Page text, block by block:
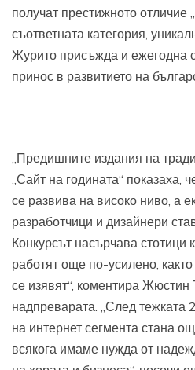
получат престижното отличие
съответната категория,
Журито присъжда и ежегодна
принос в развитието на
„Предишните издания на
„Сайт на годината“ показаха,
се развива на високо ниво, а
разработчици и дизайнери
Конкурсът насърчава стотици
работят още по-усилено,
се изявят“, коментира Жюстин
надпреварата. „След тежката
на интернет сегмента стана
всякога имаме нужда от